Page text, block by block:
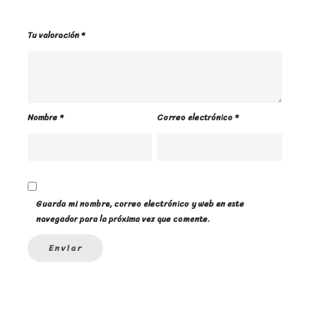
Tu valoración*
Nombre* Correo electrónico*
Guarda mi nombre, correo electrónico y web en este
navegador para la próxima vez que comente.